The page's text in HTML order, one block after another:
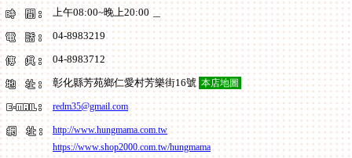
上午08:00~晚上20:00 ＿
04-8983219
04-8983712
彰化縣芳苑鄉仁愛村芳樂街16號 本店地圖
redm35@gmail.com
http://www.hungmama.com.tw
https://www.shop2000.com.tw/hungmama